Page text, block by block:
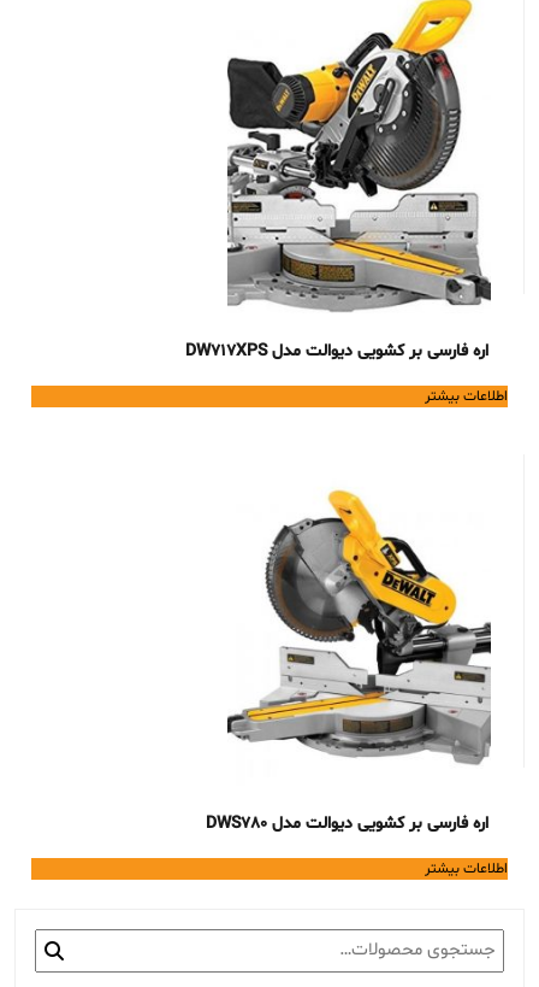
اره فارسی بر کشویی دیوالت مدل DW717XPS
اطلاعات بیشتر
اره فارسی بر کشویی دیوالت مدل DWS780
اطلاعات بیشتر
جستجو
برای: